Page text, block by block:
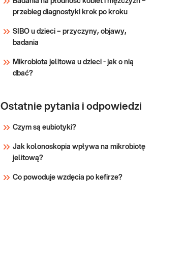
sprawdź PUNKTY
PRZYJAZNE DZIECIOM.
Wskazany: → W przypadku
mineralnyc
Sprawdź
przebieg diagnostyki krok po kroku
SIBO u dzieci – przyczyny, objawy,
badania
Mikrobiota jelitowa u dzieci - jak o nią
dbać?
Ostatnie pytania i odpowiedzi
Czym są eubiotyki?
Jak kolonoskopia wpływa na mikrobiotę
jelitową?
Co powoduje wzdęcia po kefirze?